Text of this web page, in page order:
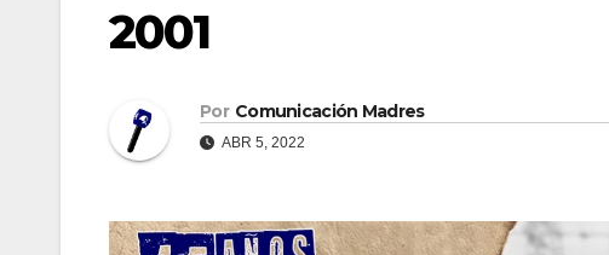
2001
Por Comunicación Madres
ABR 5, 2022